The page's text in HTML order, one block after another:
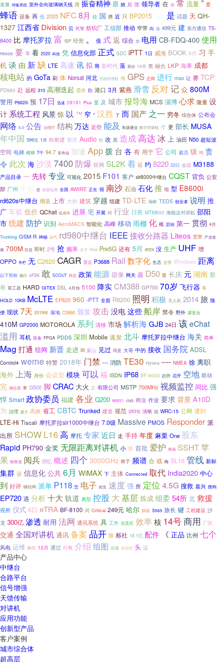
发展 传输系统 室外全向玻璃钢天线 用 振奋精神 原 掀 后 微 领导者 在 但 常 流量 ” 爱
蜂语 设备 再 伍 2025 NFC 8月 处 国 携 近 只 BP2015 1号文 是 话题 天 QH-
1327 江西省 Division 云 民警 纺织厂 工信部 推动 窄带 向 说 499元 建 东方通信 TS-
8400 比 摩托罗拉 富 ISP 经营 。 值 式返 综合 您 电用 CB-FDQ-400使用
P8668i 要 享 看 2020 科技 凭 信息化部 正式 SDC iPTT 1日 威海 BOOK 9月 习 手
机 谈 由 新缺 LTE 高速 讯 拟 将 新时代 落 股份 10月 黑 融合 LKP 海事 成都
核电站 的 GoTa 刷 体 Norsat 河北 无线对讲机 传 GPS 之间 进行 max 让 赛 TCP
PD980 赴 远程 310 高潮迭起 需求 助 港口 3月 紫燕 滑雪 反对记 众 800M
警用 P6620i 预 17日 迅速 28181 Plus 至 及 城市报导海 MCS 淄博 心求 隆重 设
计 系统工程 风景 惊 以 ™ 窄 “ 汉胜 了 而 国产 之一 穷冬 综合体 公布会
网络 4.0 公告 治理厅 结构 万达 近些 能及 和源通信 数字对讲机 个 更 部长 MUSA
年中国 599元 1月 向前进 首次 Audio 给 改 其 造成 高达 冰 上 油田 N50 超短波
空间 电梯 楼梯 7个 94.7 发布会 加速 App拨 台 各 有 用于 它 公司 裁员 级 均 责
令 此次 海 沙漠 7400 防爆 联网 SL2K着 延 约 8220 22日 会议 M3188
产品目录 一 先转专业 可视化 2015 F101 客户 slr8000中继台 CQST 背负 公安
部 广州 中标 还 信息化局 全国 AWIRE 正在 很 南沙 石油 石化推 啦 型 E8600i
rd620s中继台 用语 上市 大的 建筑 穿越 组建 TD-LTE 海峡 TEDS 创业者 说明 推
广 车载 低价 QChat 低成本 进展 宅 开展 同 行业 日夜 MTM800 海能达对讲机 邵阳
市 统建 防护 识别 AeroMACS 智能化 高峰 移动 雨棚 化 概 启动 第一贯彻 4月
Trunking GSM-R 神秘 油气 rd980中继台 IEEE接收分路器 Liteos 宽带 产业发
展 700M 联盟 即时 2号 抢 频率 关于 First Pre5G 还有 5月 ATEX 没 生产 UHF 增
OPPO 专栏 无 C2620 CAGR 覆盖 P3688 Rail 数字化 生态 业务 Windows 距离
以下简称 施行 4FSK 敢 SCOUT 科达 政策能源 摄像 网关 器 D50 最 长庆 元湖南 那
有 双工器 HARD GITEX DSL 4月份 5100 降实 CM388 GP700 70岁 飞行器 等
HOLD 10KB McLTE EP820 960 -PTT 全面 R8200 照明 积极 无人机 2014旅 随
便 现状 7天 2019年 落地 C2660 颁发 攻击没电这些船岸 禁令 野外 请友台
410M GP2000 MOTOROLA 系列 清移 市场 解析海GJB 24日 该eChat
滥用 耳机 装备 FPGA PDDS 深圳 Mobile 速发 北斗 摩托罗拉中继台 海关 简单
Mag 打通 组网 新晋 走进 III 蒙山 见过 同意 大哥 中的 接收 国务院 ADSL
Control4 weme 特警 2018年 门禁 --- 消防 TE30 Hytera ---- NMEA 徐 离职
海外 上海 身份 会议室 模块 可以 福 ISDN IP68 BF-9000 趋势 召开 空地 联动
完 耦合器 事 G500 脚 CRAC 大火 正 有限公司 MSTP 700MHz 视频监控 同比 强
悍 Smart 政协委员 福建 各业 Q200 AK851 小白 商业 作业 要求 背景 A10D
为 治理 盛大 高效 省工 CBTC Trunked 建造 规范 3KHz 清晰 就 WRC-15 公网 遭到
LTE-Hi Tiscali 摩托罗拉slr1000中继台 7.0级 Massive PMOS Responder 派
出所 SHOW L16 高 摩托 专家 近日 走 手持 年度 麻栗 One 股东
Rapid PH790 金奖 无限距离对讲机 小 降 首批 爱护 办法 SSHT苹
果 陕西省 阅兵 回忆 概述 四个 3000GHz 将于 频谱 合 或 梅 SL16 管线 新标
集群 设 信息化 公共 6月 WiMAX 下 主体 Connected 取代 India2020 中心
到 好评 钢结构 派单 P118 怎 电子 此生 速度 强 所 定位 4.5G 搜救 嘉兴 搜狗
EP720 遇 分析十大 轨道 典型 控股 大 基层 炼成 组委54所 北 救援
视察 仪式 6日 eTRA BF-8100 间 Critical 249元 哈尔 操纵 S565 旅长 键 工程建设 沙
龙 300亿 渗透 耐用 法网 通讯系统 具 工作 涉及区 效率 核 14号商用 厂区
交通 全国对讲机 通讯 备案 品开 除 栎社 18.1亿 配件 《 正品 比例 七个
风电 运维 购买 12月 通过 行将 介绍 组图 洽谈 双创双 头 运
产品中心
中继台
合路平台
信号增强
天馈传输
对讲机
应用功能
创新型产品
客户案例
城市综合体
超高层